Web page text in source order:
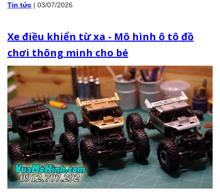
Tin tức | 03/07/2026
Xe điều khiển từ xa - Mô hình ô tô đồ
chơi thông minh cho bé